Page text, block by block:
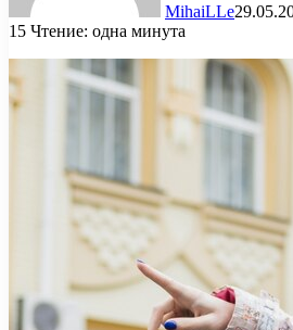
MihaiLLe
15 Чтение: одна минута